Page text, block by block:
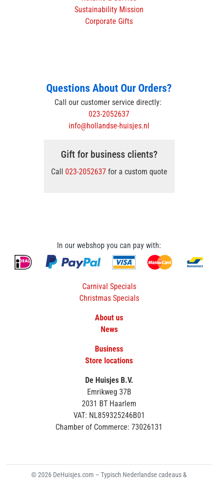
Sustainability Mission
Corporate Gifts
Questions About Our Orders?
Call our customer service directly:
023-2052637
info@hollandse-huisjes.nl
Gift for business clients?
Call 023-2052637for a custom quote
In our webshop you can pay with:
Carnival Specials
Christmas Specials
About us
News
Business
Store locations
De Huisjes B.V.
Emrikweg 37B
2031 BT Haarlem
VAT: NL859325246B01
Chamber of Commerce: 73026131
© 2026 DeHuisjes.com – Typisch Nederlandse cadeaus &